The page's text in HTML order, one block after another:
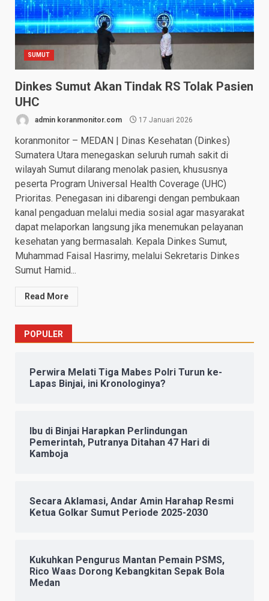
SUMUT
Dinkes Sumut Akan Tindak RS Tolak Pasien
UHC
admin koranmonitor.com 17 Januari 2026
koranmonitor – MEDAN | Dinas Kesehatan (Dinkes)
Sumatera Utara menegaskan seluruh rumah sakit di
wilayah Sumut dilarang menolak pasien, khususnya
peserta Program Universal Health Coverage (UHC)
Prioritas. Penegasan ini dibarengi dengan pembukaan
kanal pengaduan melalui media sosial agar masyarakat
dapat melaporkan langsung jika menemukan pelayanan
kesehatan yang bermasalah. Kepala Dinkes Sumut,
Muhammad Faisal Hasrimy, melalui Sekretaris Dinkes
Sumut Hamid...
Read More
POPULER
Perwira Melati Tiga Mabes Polri Turun ke-
Lapas Binjai, ini Kronologinya?
Ibu di Binjai Harapkan Perlindungan
Pemerintah, Putranya Ditahan 47 Hari di
Kamboja
Secara Aklamasi, Andar Amin Harahap Resmi
Ketua Golkar Sumut Periode 2025-2030
Kukuhkan Pengurus Mantan Pemain PSMS,
Rico Waas Dorong Kebangkitan Sepak Bola
Medan